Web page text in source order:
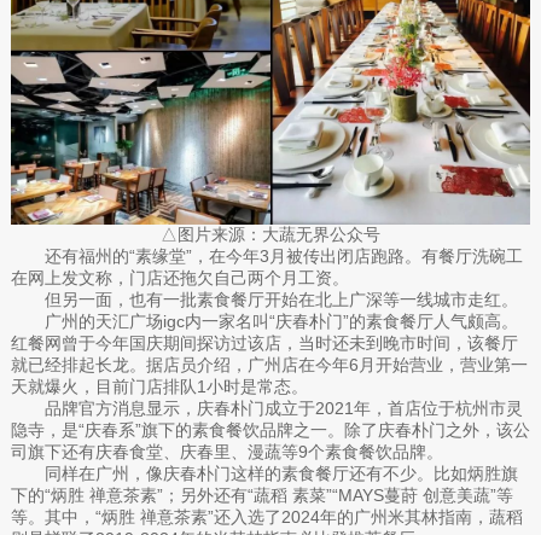
△图片来源：大蔬无界公众号
还有福州的“素缘堂”，在今年3月被传出闭店跑路。有餐厅洗碗工
在网上发文称，门店还拖欠自己两个月工资。
但另一面，也有一批素食餐厅开始在北上广深等一线城市走红。
广州的天汇广场igc内一家名叫“庆春朴门”的素食餐厅人气颇高。
红餐网曾于今年国庆期间探访过该店，当时还未到晚市时间，该餐厅
就已经排起长龙。据店员介绍，广州店在今年6月开始营业，营业第一
天就爆火，目前门店排队1小时是常态。
品牌官方消息显示，庆春朴门成立于2021年，首店位于杭州市灵
隐寺，是“庆春系”旗下的素食餐饮品牌之一。除了庆春朴门之外，该公
司旗下还有庆春食堂、庆春里、漫蔬等9个素食餐饮品牌。
同样在广州，像庆春朴门这样的素食餐厅还有不少。比如炳胜旗
下的“炳胜 禅意茶素”；另外还有“蔬稻 素菜”“MAYS蔓莳 创意美蔬”等
等。其中，“炳胜 禅意茶素”还入选了2024年的广州米其林指南，蔬稻